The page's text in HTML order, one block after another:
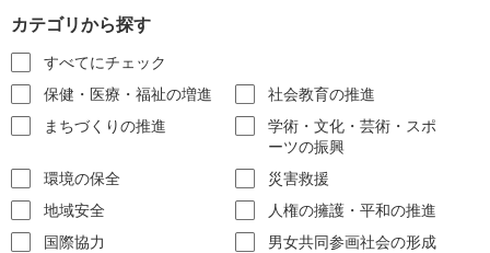
カテゴリから探す
すべてにチェック
保健・医療・福祉の増進
社会教育の推進
まちづくりの推進
学術・文化・芸術・スポ
ーツの振興
環境の保全
災害救援
地域安全
人権の擁護・平和の推進
国際協力
男女共同参画社会の形成